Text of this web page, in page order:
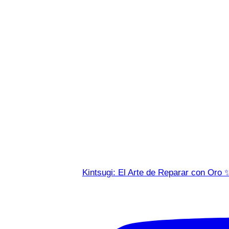
Kintsugi: El Arte de Reparar con Oro